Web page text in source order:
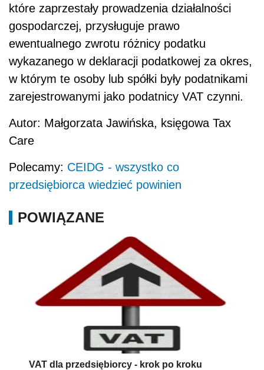
które zaprzestały prowadzenia działalności
gospodarczej, przysługuje prawo
ewentualnego zwrotu różnicy podatku
wykazanego w deklaracji podatkowej za okres,
w którym te osoby lub spółki były podatnikami
zarejestrowanymi jako podatnicy VAT czynni.
Autor: Małgorzata Jawińska, księgowa Tax
Care
Polecamy: CEIDG - wszystko co
przedsiębiorca wiedzieć powinien
POWIĄZANE
VAT dla przedsiębiorcy - krok po kroku